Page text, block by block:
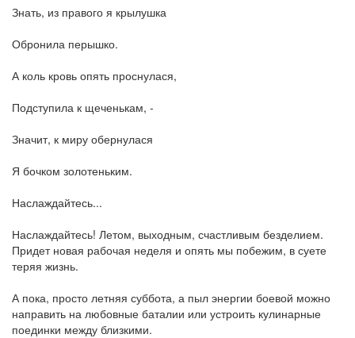
Знать, из правого я крылушка
Обронила перышко.
А коль кровь опять проснулася,
Подступила к щеченькам, -
Значит, к миру обернулася
Я бочком золотеньким.
Наслаждайтесь...
Наслаждайтесь! Летом, выходным, счастливым безделием.
Придет новая рабочая неделя и опять мы побежим, в суете
теряя жизнь.
А пока, просто летняя суббота, а пыл энергии боевой можно
направить на любовные баталии или устроить кулинарные
поединки между близкими.